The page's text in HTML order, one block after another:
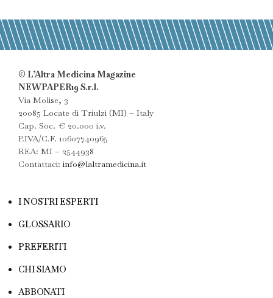
© L’Altra Medicina Magazine
NEWPAPER19 S.r.l.
Via Molise, 3
20085 Locate di Triulzi (MI) – Italy
Cap. Soc. € 20.000 i.v.
P.IVA/C.F. 10607740965
REA: MI – 2544938
Contattaci: info@laltramedicina.it
I NOSTRI ESPERTI
GLOSSARIO
PREFERITI
CHI SIAMO
ABBONATI